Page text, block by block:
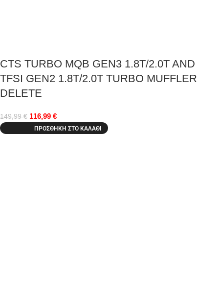
CTS TURBO MQB GEN3 1.8T/2.0T AND
TFSI GEN2 1.8T/2.0T TURBO MUFFLER
DELETE
149,99€ 116,99 €
ΠΡΟΣΘΉΚΗ ΣΤΟ ΚΑΛΆΘΙ